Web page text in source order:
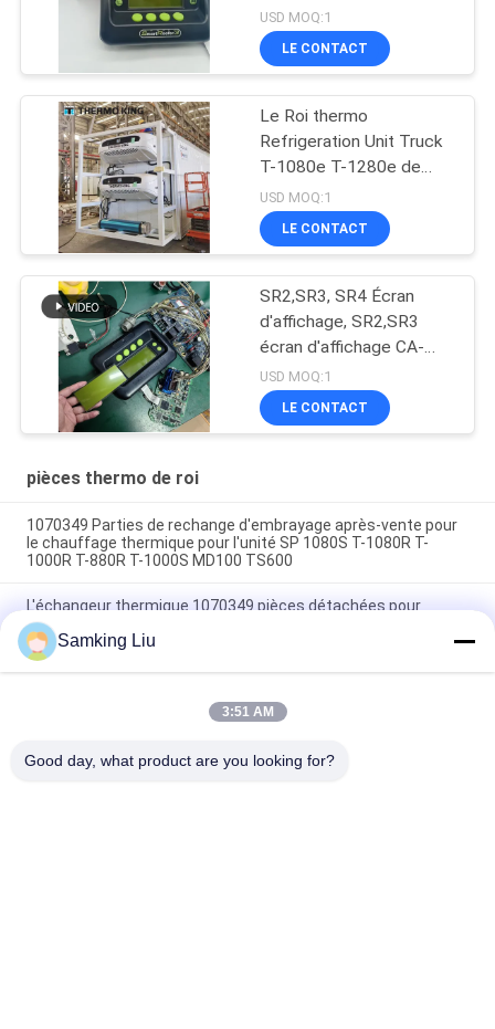
services de réparation
pour SR2 SR3 SR4
USD MOQ:1
LE CONTACT
Le Roi thermo
Refrigeration Unit Truck
T-1080e T-1280e de
ventilateur électrique
USD MOQ:1
LE CONTACT
SR2,SR3, SR4 Écran
d'affichage, SR2,SR3
écran d'affichage CA-
8452372 Type
d'affichage vert Écran
LCD pour THERMO KING
USD MOQ:1
LE CONTACT
pièces thermo de roi
1070349 Parties de rechange d'embrayage après-vente pour
le chauffage thermique pour l'unité SP 1080S T-1080R T-
1000R T-880R T-1000S MD100 TS600
L'échangeur thermique 1070349 pièces détachées pour
réfrigérateurs Do For SP Unité T-1080S T-1080R T-1000R T-
880R T-1000S MD100 TS600
même couvercle, T-1000M/T-1000R/T-1080Pro utilisent le
même couvercle nous fournissons l'ensemble des unités de
Samking Liu
3:51 AM
Good day, what product are you looking for?